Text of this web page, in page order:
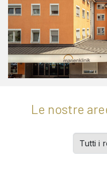
Le nostre